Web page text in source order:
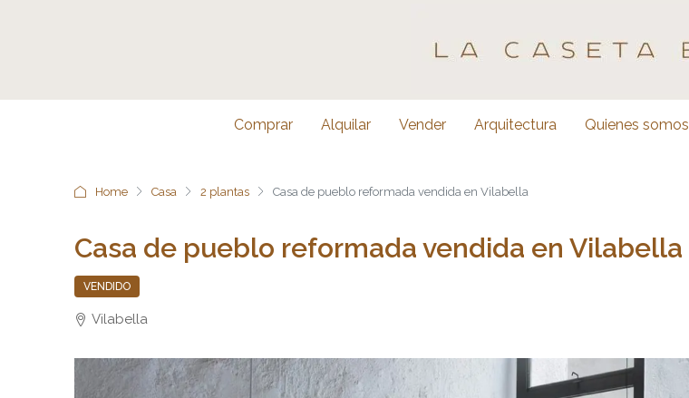
Comprar Alquilar Vender Arquitectura Quienes somos
Home Casa 2 plantas Casa de pueblo reformada vendida en Vilabella
Casa de pueblo reformada vendida en Vilabella
VENDIDO
Vilabella